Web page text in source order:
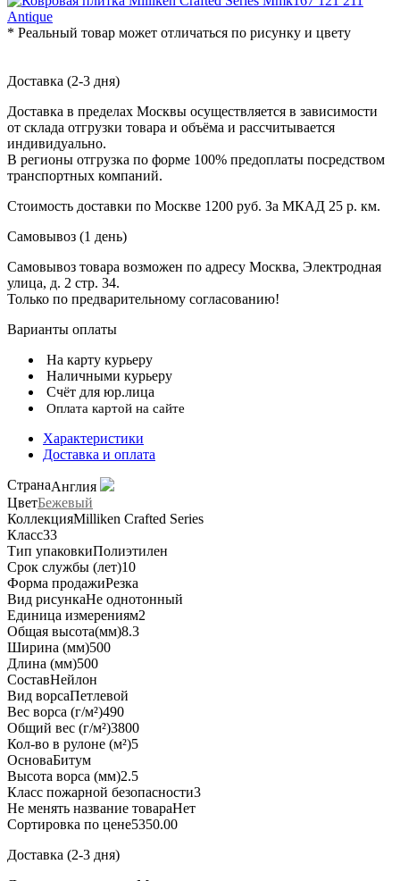
* Реальный товар может отличаться по рисунку и цвету
Доставка (2-3 дня)
Доставка в пределах Москвы осуществляется в зависимости
от склада отгрузки товара и объёма и рассчитывается
индивидуально.
В регионы отгрузка по форме 100% предоплаты посредством
транспортных компаний.
Стоимость доставки по Москве 1200 руб. За МКАД 25 р. км.
Самовывоз (1 день)
Самовывоз товара возможен по адресу Москва, Электродная
улица, д. 2 стр. 34.
Только по предварительному согласованию!
Варианты оплаты
На карту курьеру
Наличными курьеру
Счёт для юр.лица
Оплата картой на сайте
Характеристики
Доставка и оплата
СтранаАнглия
ЦветБежевый
КоллекцияMilliken Crafted Series
Класс33
Тип упаковкиПолиэтилен
Срок службы (лет)10
Форма продажиРезка
Вид рисункаНе однотонный
Единица измерениям2
Общая высота(мм)8.3
Ширина (мм)500
Длина (мм)500
СоставНейлон
Вид ворсаПетлевой
Вес ворса (г/м²)490
Общий вес (г/м²)3800
Кол-во в рулоне (м²)5
ОсноваБитум
Высота ворса (мм)2.5
Класс пожарной безопасности3
Не менять название товараНет
Сортировка по цене5350.00
Доставка (2-3 дня)